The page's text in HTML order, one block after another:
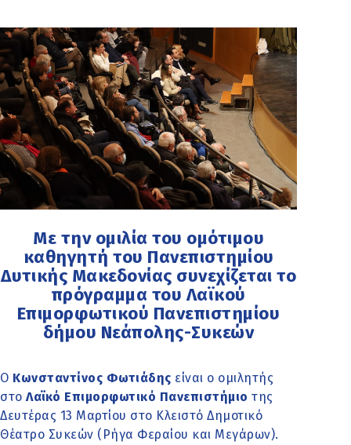
Mε την ομιλία του ομότιμου
καθηγητή του Πανεπιστημίου
Δυτικής Μακεδονίας συνεχίζεται το
πρόγραμμα του Λαϊκού
Επιμορφωτικού Πανεπιστημίου
δήμου Νεάπολης-Συκεών
O Κωνσταντίνος Φωτιάδης είναι ο ομιλητής
στο Λαϊκό Επιμορφωτικό Πανεπιστήμιο της
Δευτέρας 13 Μαρτίου στο Κλειστό Δημοτικό
Θέατρο Συκεών (Ρήγα Φεραίου και Μεγάρων).